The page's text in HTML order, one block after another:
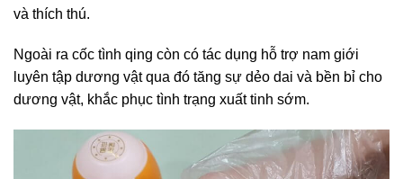
và thích thú.
Ngoài ra cốc tình qing còn có tác dụng hỗ trợ nam giới
luyên tập dương vật qua đó tăng sự dẻo dai và bền bỉ cho
dương vật, khắc phục tình trạng xuất tinh sớm.